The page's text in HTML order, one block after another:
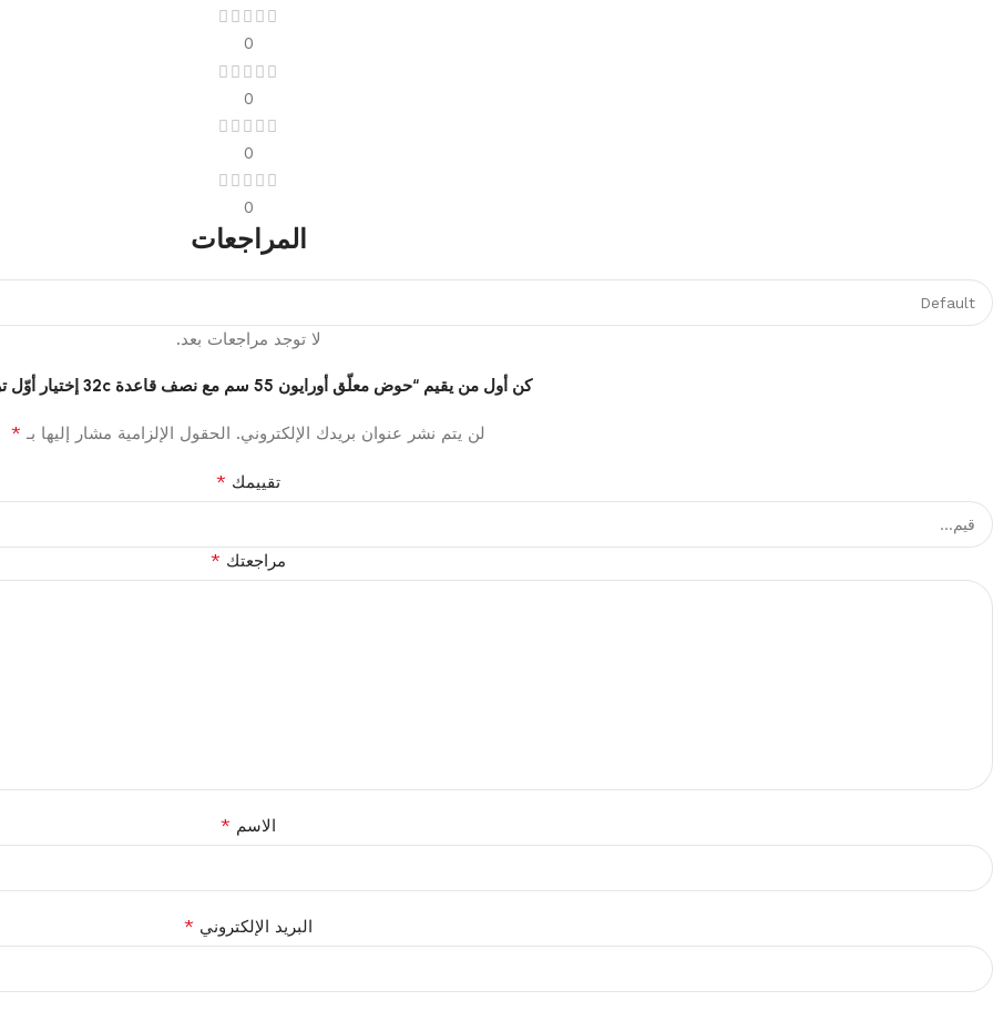
0
0
0
0
المراجعات
لا توجد مراجعات بعد.
كن أول من يقيم “حوض معلّق أورايون 55 سم مع نصف قاعدة 32c إختيار أوّل تركي”
لن يتم نشر عنوان بريدك الإلكتروني. الحقول الإلزامية مشار إليها بـ *
تقييمك *
مراجعتك *
الاسم *
البريد الإلكتروني *